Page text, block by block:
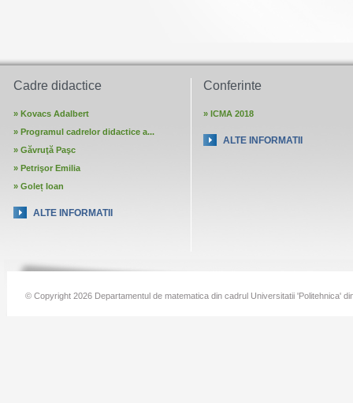
Cadre didactice
» Kovacs Adalbert
» Programul cadrelor didactice a...
» Găvruţă Paşc
» Petrişor Emilia
» Goleț Ioan
ALTE INFORMATII
Conferinte
» ICMA 2018
ALTE INFORMATII
© Copyright 2026 Departamentul de matematica din cadrul Universitatii 'Politehnica'